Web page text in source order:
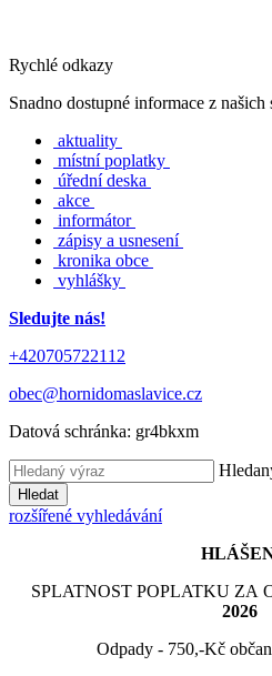
Rychlé odkazy
Snadno dostupné informace z
aktuality
místní poplatky
úřední deska
akce
informátor
zápisy a usnesení
kronika obce
vyhlášky
Sledujte nás!
+420705722112
obec@hornidomaslavice.cz
Datová schránka: gr4bkxm
Hledat
rozšířené vyhledávání
SPLATNOST POPLATKU ZA
2026
Odpady - 750,-Kč